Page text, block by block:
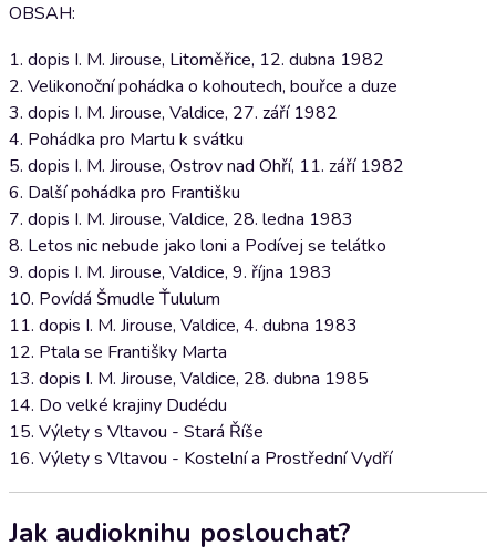
OBSAH:
1. dopis I. M. Jirouse, Litoměřice, 12. dubna 1982
2. Velikonoční pohádka o kohoutech, bouřce a duze
3. dopis I. M. Jirouse, Valdice, 27. září 1982
4. Pohádka pro Martu k svátku
5. dopis I. M. Jirouse, Ostrov nad Ohří, 11. září 1982
6. Další pohádka pro Františku
7. dopis I. M. Jirouse, Valdice, 28. ledna 1983
8. Letos nic nebude jako loni a Podívej se telátko
9. dopis I. M. Jirouse, Valdice, 9. října 1983
10. Povídá Šmudle Ťululum
11. dopis I. M. Jirouse, Valdice, 4. dubna 1983
12. Ptala se Františky Marta
13. dopis I. M. Jirouse, Valdice, 28. dubna 1985
14. Do velké krajiny Dudédu
15. Výlety s Vltavou - Stará Říše
16. Výlety s Vltavou - Kostelní a Prostřední Vydří
Jak audioknihu poslouchat?